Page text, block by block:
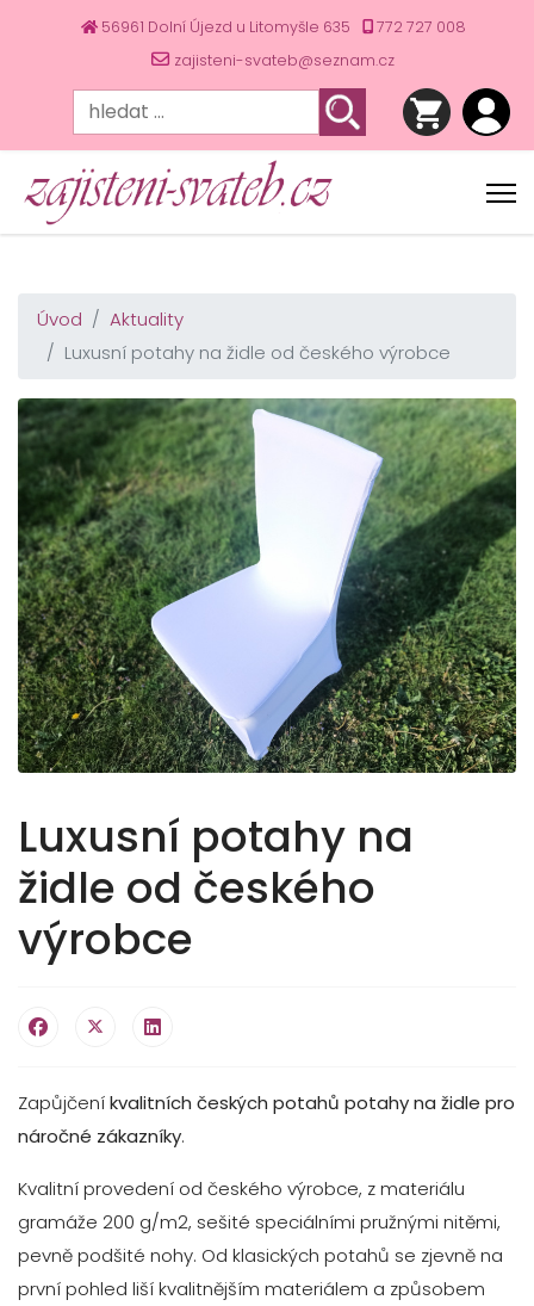
56961 Dolní Újezd u Litomyšle 635
772 727 008
zajisteni-svateb@seznam.cz
Úvod
Aktuality
Luxusní potahy na židle od českého výrobce
Luxusní potahy na
židle od českého
výrobce
Zapůjčeníkvalitních českých potahů potahy na židle pro
náročné zákazníky.
Kvalitní provedení od českého výrobce, z materiálu
gramáže 200 g/m2, sešité speciálními pružnými nitěmi,
pevně podšité nohy. Od klasických potahů se zjevně na
první pohled liší kvalitnějším materiálem a způsobem